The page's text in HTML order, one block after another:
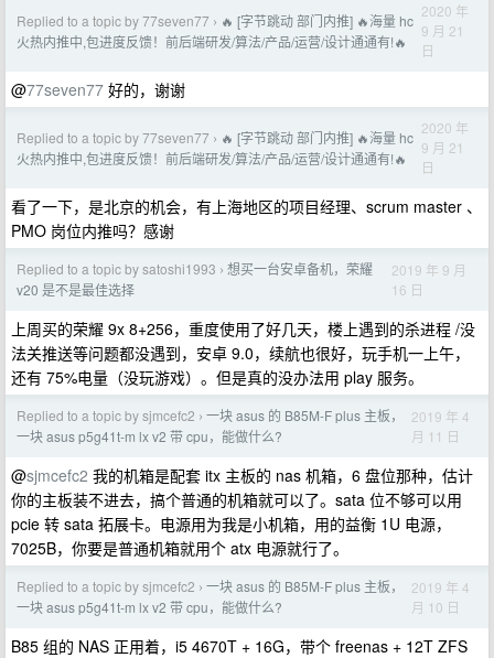
Replied to a topic by 77seven77 › 🔥 [字节跳动 部门内推] 🔥海量 hc
火热内推中,包进度反馈！前后端研发/算法/产品/运营/设计通通有!🔥
2020 年
9 月 21
日
@77seven77 好的，谢谢
Replied to a topic by 77seven77 › 🔥 [字节跳动 部门内推] 🔥海量 hc
火热内推中,包进度反馈！前后端研发/算法/产品/运营/设计通通有!🔥
2020 年
9 月 21
日
看了一下，是北京的机会，有上海地区的项目经理、scrum master 、
PMO 岗位内推吗？感谢
Replied to a topic by satoshi1993 › 想买一台安卓备机，荣耀
v20 是不是最佳选择
2019 年 9 月
16 日
上周买的荣耀 9x 8+256，重度使用了好几天，楼上遇到的杀进程 /没
法关推送等问题都没遇到，安卓 9.0，续航也很好，玩手机一上午，
还有 75%电量（没玩游戏）。但是真的没办法用 play 服务。
Replied to a topic by sjmcefc2 › 一块 asus 的 B85M-F plus 主板，
一块 asus p5g41t-m lx v2 带 cpu，能做什么?
2019 年 4
月 11 日
@sjmcefc2 我的机箱是配套 itx 主板的 nas 机箱，6 盘位那种，估计
你的主板装不进去，搞个普通的机箱就可以了。sata 位不够可以用
pcie 转 sata 拓展卡。电源用为我是小机箱，用的益衡 1U 电源，
7025B，你要是普通机箱就用个 atx 电源就行了。
Replied to a topic by sjmcefc2 › 一块 asus 的 B85M-F plus 主板，
一块 asus p5g41t-m lx v2 带 cpu，能做什么?
2019 年 4
月 10 日
B85 组的 NAS 正用着，i5 4670T + 16G，带个 freenas + 12T ZFS